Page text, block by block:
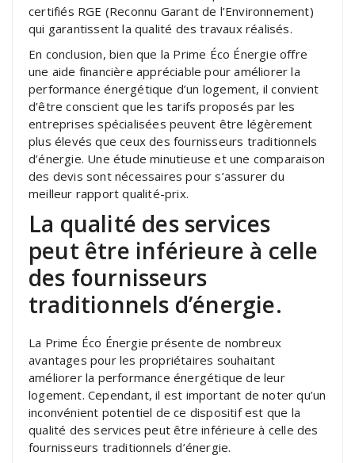
certifiés RGE (Reconnu Garant de l’Environnement)
qui garantissent la qualité des travaux réalisés.
En conclusion, bien que la Prime Éco Énergie offre
une aide financière appréciable pour améliorer la
performance énergétique d’un logement, il convient
d’être conscient que les tarifs proposés par les
entreprises spécialisées peuvent être légèrement
plus élevés que ceux des fournisseurs traditionnels
d’énergie. Une étude minutieuse et une comparaison
des devis sont nécessaires pour s’assurer du
meilleur rapport qualité-prix.
La qualité des services
peut être inférieure à celle
des fournisseurs
traditionnels d’énergie.
La Prime Éco Énergie présente de nombreux
avantages pour les propriétaires souhaitant
améliorer la performance énergétique de leur
logement. Cependant, il est important de noter qu’un
inconvénient potentiel de ce dispositif est que la
qualité des services peut être inférieure à celle des
fournisseurs traditionnels d’énergie.